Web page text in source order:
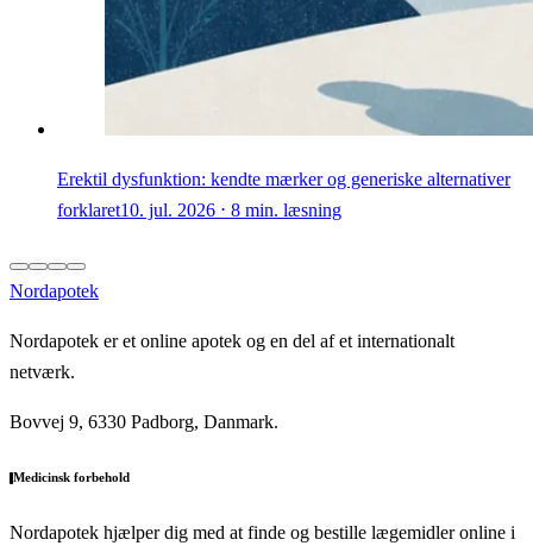
Erektil dysfunktion: kendte mærker og generiske alternativer
forklaret10. jul. 2026 ⋅ 8 min. læsning
Nordapotek
Nordapotek er et online apotek og en del af et internationalt
netværk.
Bovvej 9, 6330 Padborg, Danmark.
Medicinsk forbehold
Nordapotek hjælper dig med at finde og bestille lægemidler online i